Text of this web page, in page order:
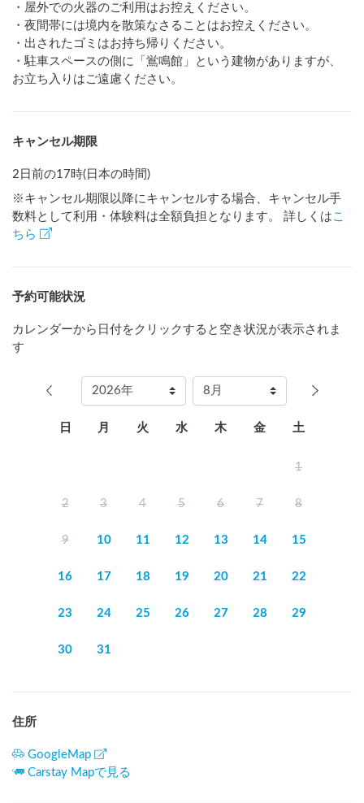
・屋外での火器のご利用はお控えください。
・夜間帯には境内を散策なさることはお控えください。
・出されたゴミはお持ち帰りください。
・駐車スペースの側に「鴬鳴館」という建物がありますが、
お立ち入りはご遠慮ください。
キャンセル期限
2日前の17時(日本の時間)
※キャンセル期限以降にキャンセルする場合、キャンセル手
数料として利用・体験料は全額負担となります。 詳しくは こ
ちら
予約可能状況
カレンダーから日付をクリックすると空き状況が表示されま
す
日 月 火 水 木 金 土
1
2 3 4 5 6 7 8
9 10 11 12 13 14 15
16 17 18 19 20 21 22
23 24 25 26 27 28 29
30 31
住所
GoogleMap
Carstay Mapで見る